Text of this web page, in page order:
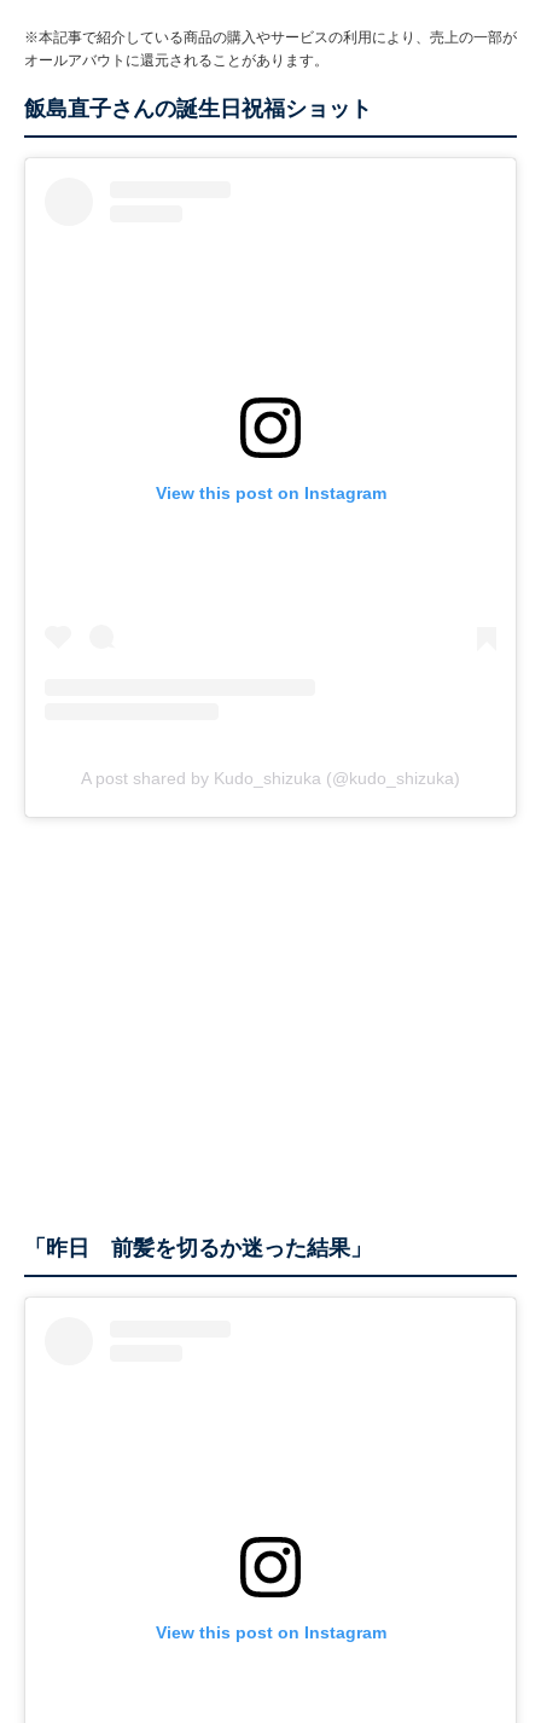
※本記事で紹介している商品の購入やサービスの利用により、売上の一部が
オールアバウトに還元されることがあります。
飯島直子さんの誕生日祝福ショット
View this post on Instagram
A post shared by Kudo_shizuka (@kudo_shizuka)
「昨日 前髪を切るか迷った結果」
View this post on Instagram